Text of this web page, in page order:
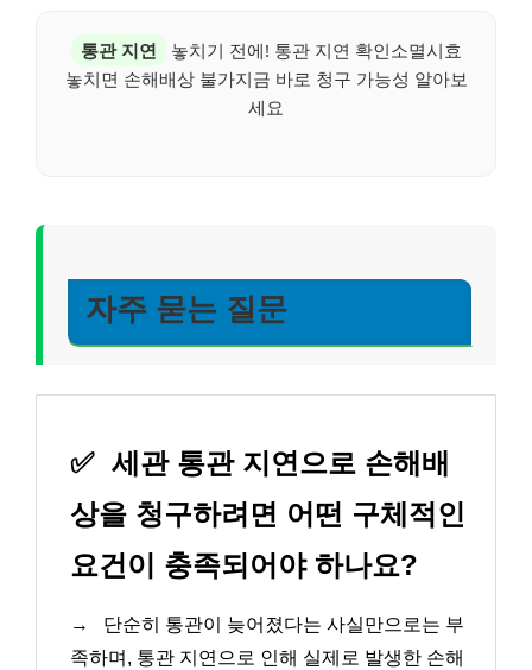
통관 지연
놓치기 전에! 통관 지연 확인소멸시효
놓치면 손해배상 불가지금 바로 청구 가능성 알아보
세요
자주 묻는 질문
✅ 세관 통관 지연으로 손해배
상을 청구하려면 어떤 구체적인
요건이 충족되어야 하나요?
→
단순히 통관이 늦어졌다는 사실만으로는 부
족하며, 통관 지연으로 인해 실제로 발생한 손해